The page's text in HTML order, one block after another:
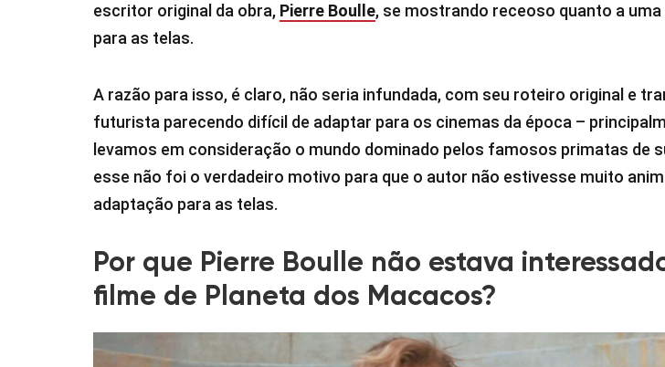
escritor original da obra, Pierre Boulle, se mostrando receoso quanto a
para as telas.
A razão para isso, é claro, não seria infundada, com seu roteiro original e
futurista parecendo difícil de adaptar para os cinemas da época –
levamos em consideração o mundo dominado pelos famosos primatas de
esse não foi o verdadeiro motivo para que o autor não estivesse muito
adaptação para as telas.
Por que Pierre Boulle não estava
filme de Planeta dos Macacos?